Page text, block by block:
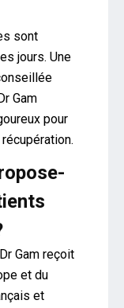
sont
jours. Une
Gam
pour
Gam reçoit
et du
et